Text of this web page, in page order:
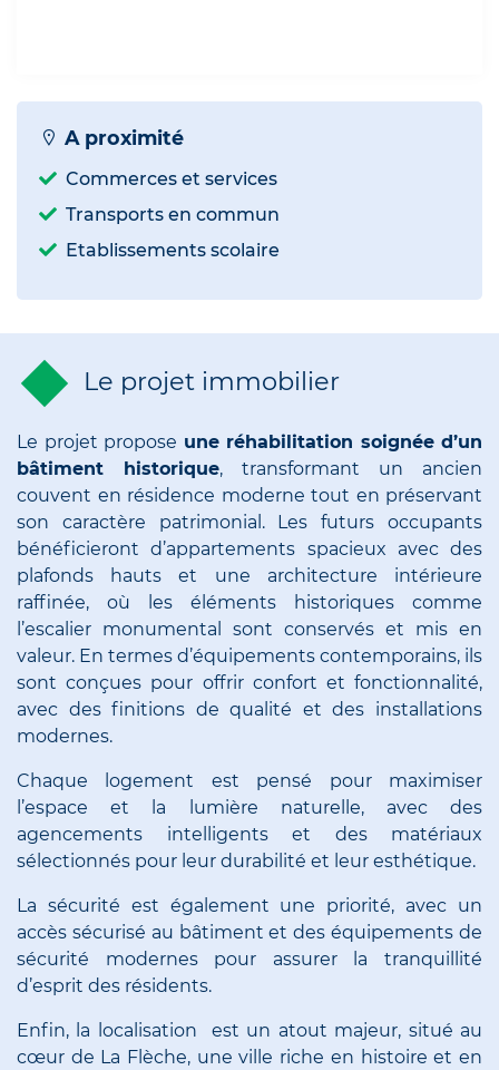
A proximité
Commerces et services
Transports en commun
Etablissements scolaire
Le projet immobilier
Le projet propose une réhabilitation soignée d’un
bâtiment historique, transformant un ancien
couvent en résidence moderne tout en préservant
son caractère patrimonial. Les futurs occupants
bénéficieront d’appartements spacieux avec des
plafonds hauts et une architecture intérieure
raffinée, où les éléments historiques comme
l’escalier monumental sont conservés et mis en
valeur. En termes d’équipements contemporains, ils
sont conçues pour offrir confort et fonctionnalité,
avec des finitions de qualité et des installations
modernes.
Chaque logement est pensé pour maximiser
l’espace et la lumière naturelle, avec des
agencements intelligents et des matériaux
sélectionnés pour leur durabilité et leur esthétique.
La sécurité est également une priorité, avec un
accès sécurisé au bâtiment et des équipements de
sécurité modernes pour assurer la tranquillité
d’esprit des résidents.
Enfin, la localisation est un atout majeur, situé au
cœur de La Flèche, une ville riche en histoire et en